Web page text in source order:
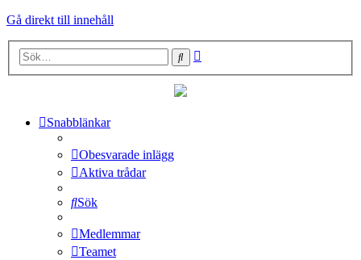
Gå direkt till innehåll
Sök
Snabblänkar
Obesvarade inlägg
Aktiva trådar
Sök
Medlemmar
Teamet